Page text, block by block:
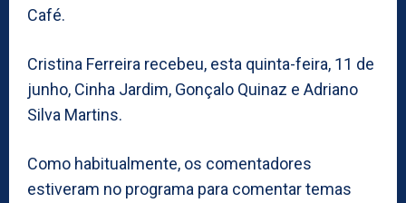
Café.
Cristina Ferreira recebeu, esta quinta-feira, 11 de
junho, Cinha Jardim, Gonçalo Quinaz e Adriano
Silva Martins.
Como habitualmente, os comentadores
estiveram no programa para comentar temas